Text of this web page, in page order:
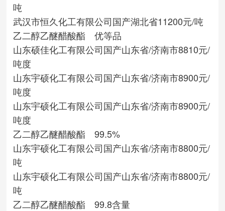
吨
武汉市恒久化工有限公司国产湖北省11200元/吨
乙二醇乙醚醋酸酯 优等品
山东硕佳化工有限公司国产山东省/济南市8810元/
吨度
山东宇硕化工有限公司国产山东省/济南市8900元/
吨度
山东宇硕化工有限公司国产山东省/济南市8900元/
吨度
乙二醇乙醚醋酸酯 99.5%
山东宇硕化工有限公司国产山东省/济南市8800元/
吨
山东宇硕化工有限公司国产山东省/济南市8800元/
吨
乙二醇乙醚醋酸酯 99.8含量